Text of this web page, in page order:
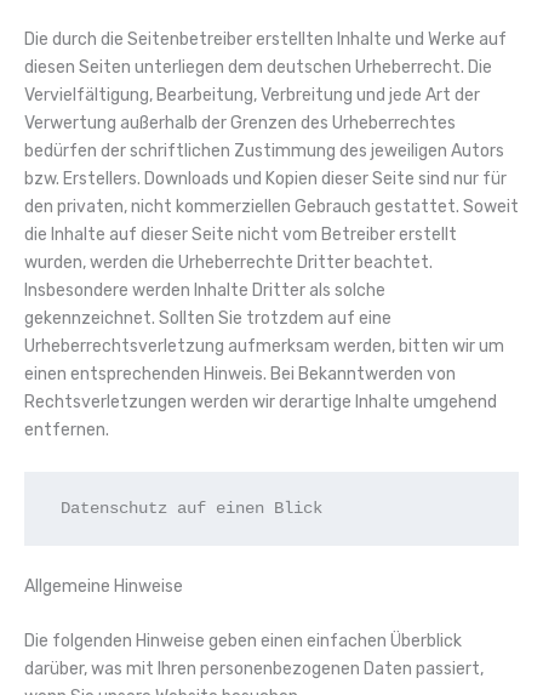
Die durch die Seitenbetreiber erstellten Inhalte und Werke auf
diesen Seiten unterliegen dem deutschen Urheberrecht. Die
Vervielfältigung, Bearbeitung, Verbreitung und jede Art der
Verwertung außerhalb der Grenzen des Urheberrechtes
bedürfen der schriftlichen Zustimmung des jeweiligen Autors
bzw. Erstellers. Downloads und Kopien dieser Seite sind nur für
den privaten, nicht kommerziellen Gebrauch gestattet. Soweit
die Inhalte auf dieser Seite nicht vom Betreiber erstellt
wurden, werden die Urheberrechte Dritter beachtet.
Insbesondere werden Inhalte Dritter als solche
gekennzeichnet. Sollten Sie trotzdem auf eine
Urheberrechtsverletzung aufmerksam werden, bitten wir um
einen entsprechenden Hinweis. Bei Bekanntwerden von
Rechtsverletzungen werden wir derartige Inhalte umgehend
entfernen.
Datenschutz auf einen Blick
Allgemeine Hinweise
Die folgenden Hinweise geben einen einfachen Überblick
darüber, was mit Ihren personenbezogenen Daten passiert,